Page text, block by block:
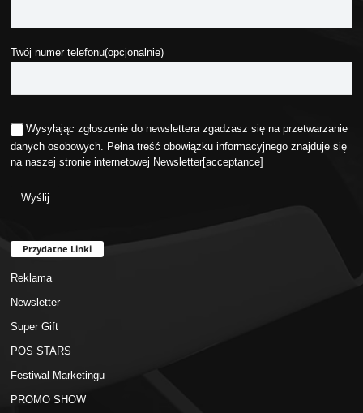
Twój numer telefonu(opcjonalnie)
Wysyłając zgłoszenie do newslettera zgadzasz się na przetwarzanie
danych osobowych. Pełna treść obowiązku informacyjnego znajduje się
na naszej stronie internetowej Newsletter[acceptance]
Przydatne Linki
Reklama
Newsletter
Super Gift
POS STARS
Festiwal Marketingu
PROMO SHOW